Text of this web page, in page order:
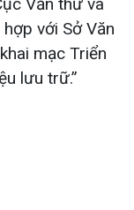
với Sở Văn
mạc Triển
lưu trữ.”